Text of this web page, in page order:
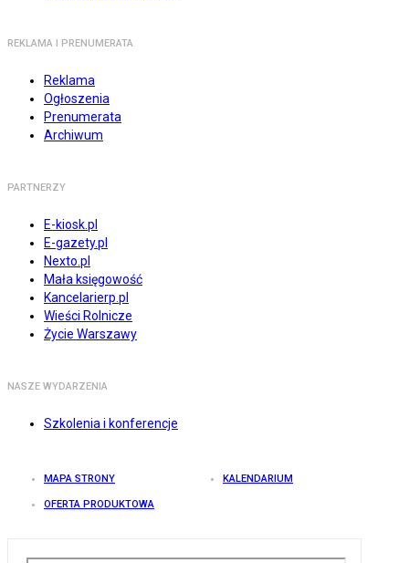
REKLAMA I PRENUMERATA
Reklama
Ogłoszenia
Prenumerata
Archiwum
PARTNERZY
E-kiosk.pl
E-gazety.pl
Nexto.pl
Mała księgowość
Kancelarierp.pl
Wieści Rolnicze
Życie Warszawy
NASZE WYDARZENIA
Szkolenia i konferencje
MAPA STRONY KALENDARIUM
OFERTA PRODUKTOWA